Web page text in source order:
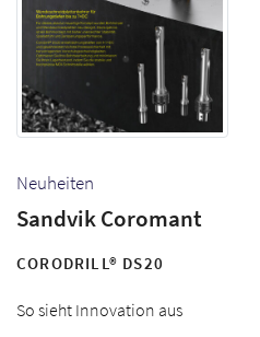
Neuheiten
Sandvik Coromant
CORODRILL® DS20
So sieht Innovation aus